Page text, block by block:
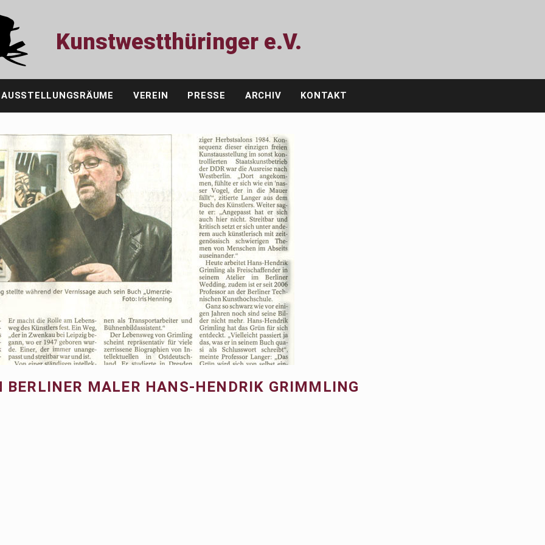
Kunstwestthüringer e.V.
AUSSTELLUNGSRÄUME VEREIN PRESSE ARCHIV KONTAKT
MALER HANS-HENDRIK GRIMMLING